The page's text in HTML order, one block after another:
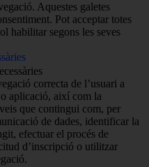
Aquestes galetes
Pot acceptar totes
habilitar segons les seves
correcta de l’usuari a
aplicació, així com la
que contingui com, per
de dades, identificar la
efectuar el procés de
d’inscripció o utilitzar